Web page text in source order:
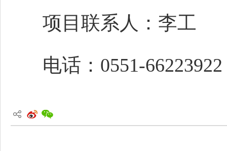
项目联系人：李工
电话：0551-66223922